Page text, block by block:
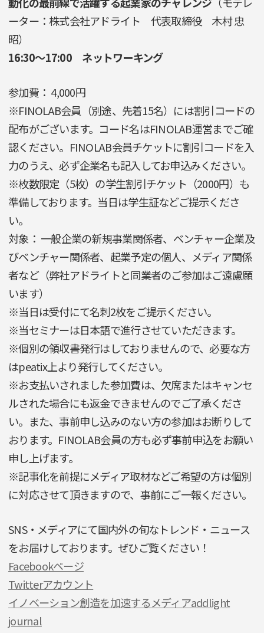
ーター：株式会社アドライト 代表取締役 木村 忠
昭）
16:30〜17:00 ネットワーキング
参加費： 4,000円
※FINOLAB会員（別途、先着15名）には割引コードの
配布がございます。コード名はFINOLAB運営までご確
認ください。FINOLAB会員チケットに割引コードを入
力のうえ、必ず企業名も記入してお申込みください。
※枚数限定（5枚）の学生割引チケット（2000円）も
準備しております。当日は学生証などご提示くださ
い。
対象： 一般企業の新規事業関係者、ベンチャー企業及
びベンチャー関係者、起業予定の個人、メディア関係
者など（弊社アドライトと同業者のご参加はご遠慮願
います）
※当日は受付にて名刺2枚をご提示ください。
※当セミナーは日本語で進行させていただきます。
※個別の領収書発行はしておりませんので、必要な方
はpeatix上より発行してください。
※お支払いされました参加費は、欠席またはキャンセ
ルされた場合にも返金できませんのでご了承くださ
い。また、事前申し込みのない方の参加はお断りして
おります。FINOLAB会員の方も必ず事前申込をお願い
申し上げます。
※記事化を前提にメディア取材などご希望の方は個別
に対応させて頂きますので、事前にご一報ください。
SNS・メディアにて国内外の旬なトレンド・ニュース
をお届けしております。ぜひご覧ください！
Facebookページ
Twitterアカウント
イノベーション創造を加速するメディアaddlight
journal